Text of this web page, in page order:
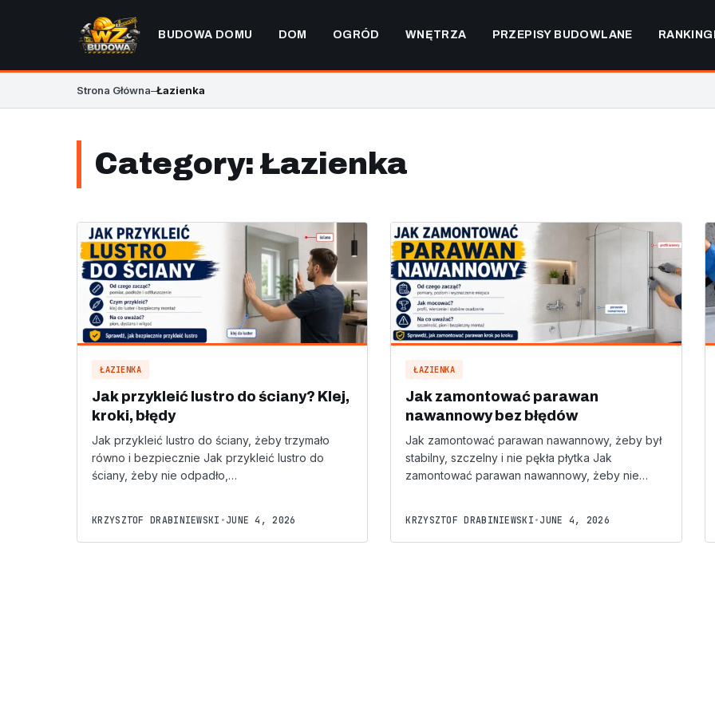
BUDOWA DOMU DOM OGRÓD WNĘTRZA PRZEPISY BUDOWLANE
Strona Główna–Łazienka
Category: Łazienka
ŁAZIENKA
Jak przykleić lustro do ściany? Klej,
kroki, błędy
Jak przykleić lustro do ściany, żeby trzymało
równo i bezpiecznie Jak przykleić lustro do
ściany, żeby nie odpadło,…
KRZYSZTOF DRABINIEWSKI • JUNE 4, 2026
ŁAZIENKA
Jak zamontować parawan
nawannowy bez błędów
Jak zamontować parawan nawannowy, żeby był
stabilny, szczelny i nie pękła płytka Jak
zamontować parawan nawannowy, żeby nie…
KRZYSZTOF DRABINIEWSKI • JUNE 4, 2026